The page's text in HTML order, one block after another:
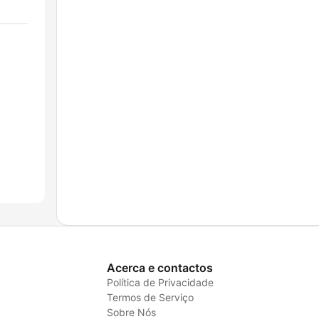
Acerca e contactos
Política de Privacidade
Termos de Serviço
Sobre Nós